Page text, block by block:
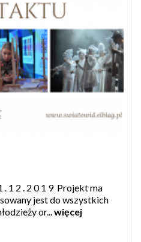
. 1 2 . 2 0 1 9 Projekt ma
jest do wszystkich
or...więcej